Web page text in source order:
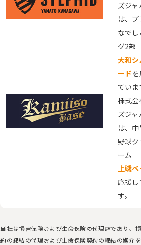
ズジ
は、
なで
グ2部
大和
ード
ていま
株式
ズジ
は、​
野球
ーム
上磯ベ
応援
す。
当社は損害保険および生命保険の代理店であり、
約の締結の代理および生命保険契約の締結の媒介